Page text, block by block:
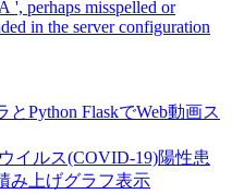
', perhaps misspelled or
in the server configuration
とPython FlaskでWeb動画ス
イルス(COVID-19)陽性患
み上げグラフ表示